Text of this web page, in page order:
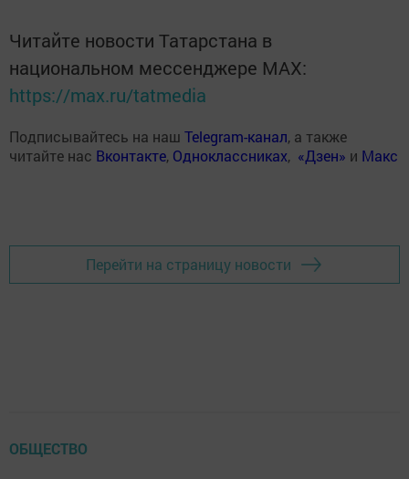
Читайте новости Татарстана в
национальном мессенджере MАХ:
https://max.ru/tatmedia
Подписывайтесь на наш Telegram-канал, а также
читайте нас Вконтакте, Одноклассниках, «Дзен» и Макс
Перейти на страницу новости
ОБЩЕСТВО